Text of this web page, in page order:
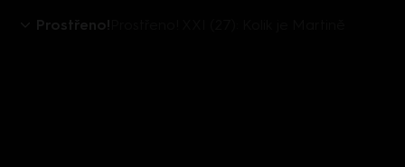
Prostřeno!